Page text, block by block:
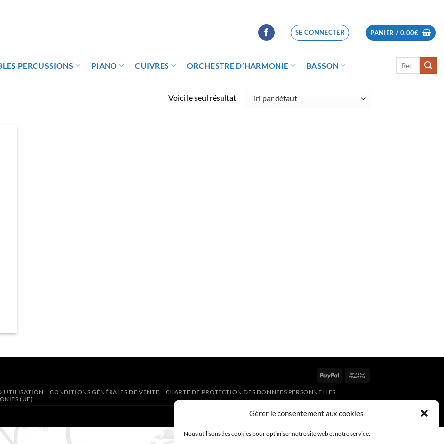
Gérer le consentement aux cookies
Nous utilisons des cookies pour optimiser notre site web et notre service.
SE CONNECTER PANIER / 0,00€
PERCUSSIONS PIANO CUIVRES ORCHESTRE D’HARMONIE BASSON
Voici le seul résultat
PayPal
CONDITIONS GÉNÉRALES DE VENTE
CHARTE DE PROTECTION DES DONNÉES PERSONNELLES
(UE)